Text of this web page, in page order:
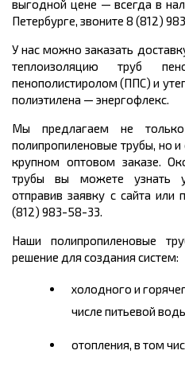
выгодной цене — всегда в
Петербурге, звоните 8 (812)
У нас можно заказать
теплоизоляцию труб
пенополистиролом (ППС) и
полиэтилена — энергофлекс.
Мы предлагаем не
полипропиленовые трубы, но
крупном оптовом заказе.
трубы вы можете узнать у
отправив заявку с сайта или
(812) 983-58-33.
Наши полипропиленовые
решение для создания систем:
холодного и
числе питьевой
отопления, в том